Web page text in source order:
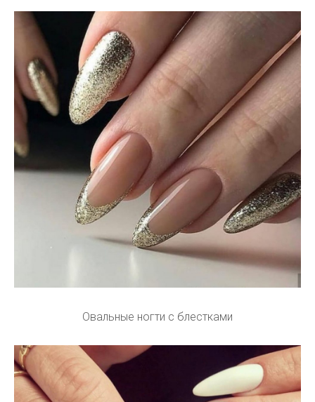
Овальные ногти с блестками